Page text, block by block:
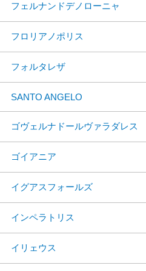
フェルナンドデノローニャ
フロリアノポリス
フォルタレザ
SANTO ANGELO
ゴヴェルナドールヴァラダレス
ゴイアニア
イグアスフォールズ
インペラトリス
イリェウス